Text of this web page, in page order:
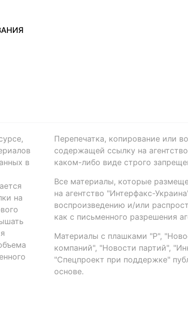
в
на
Перепечатка, копирование или
содержащей ссылку на
каком-либо виде строго
Все материалы, которые
на агентство "Интерфакс-
воспроизведению и/или
как с письменного разрешения
Материалы с плашками "Р",
компаний", "Новости партий",
"Спецпроект при поддержке"
основе.